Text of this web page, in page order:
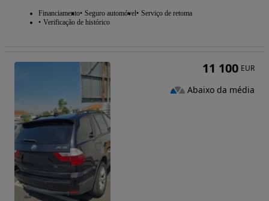
Financiamento Seguro automóvel
Serviço de retoma
Verificação de histórico
11 100 EUR
Abaixo da média